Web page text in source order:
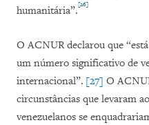
humanitária”.[26]
O ACNUR declarou que
um número significativo de
internacional”. [27] O
circunstâncias que levaram
venezuelanos se